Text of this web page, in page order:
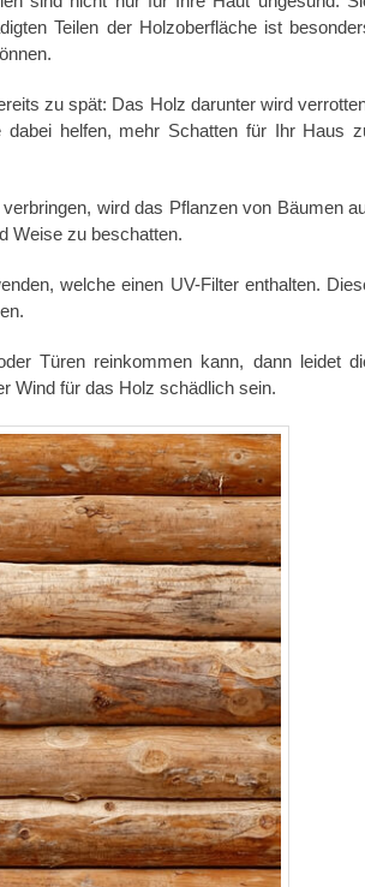
Teilen der Holzoberfläche ist
zu spät: Das Holz darunter wird
dabei helfen, mehr Schatten für Ihr Haus
wird das Pflanzen von Bäumen
Weise zu beschatten.
welche einen UV-Filter enthalten.
Türen reinkommen kann, dann leidet
Wind für das Holz schädlich sein.